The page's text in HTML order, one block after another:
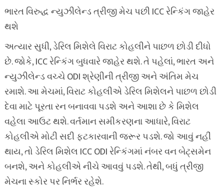
ભારત વિરુદ્ધ ન્યુઝીલેન્ડ ત્રીજી મેચ પછી ICC રેન્કિંગ જાહેર
થશે
અત્યાર સુધી, ડેરિલ મિશેલે વિરાટ કોહલીને પાછળ છોડી દીધો
છે. જોકે, ICC રેન્કિંગ બુધવારે જાહેર થશે. તે પહેલાં, ભારત અને
ન્યુઝીલેન્ડ વચ્ચે ODI શ્રેણીની ત્રીજી અને અંતિમ મેચ
રમાશે. આ મેચમાં, વિરાટ કોહલીએ ડેરિલ મિશેલને પાછળ છોડી
દેવા માટે પૂરતા રન બનાવવા પડશે અને આશા છે કે મિશેલ
વહેલા આઉટ થશે. વર્તમાન સમીકરણના આધારે, વિરાટ
કોહલીએ મોટી સદી ફટકારવાની જરૂર પડશે. જો આવું નહીં
થાય, તો ડેરિલ મિશેલ ICC ODI રેન્કિંગમાં નંબર વન બેટ્સમેન
બનશે, અને કોહલીએ નીચે આવવું પડશે. તેથી, બધું ત્રીજી
મેચના સ્કોર પર નિર્ભર રહેશે.